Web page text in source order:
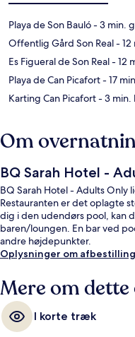
Playa de Son Bauló- 3 min.
Offentlig Gård Son Real- 12
Es Figueral de Son Real- 12
Playa de Can Picafort- 17
Karting Can Picafort- 3 min.
Om
BQ Sarah Hotel -
BQ Sarah Hotel - Adults Only
Restauranten er det oplagte
dig i den udendørs pool, kan
baren/loungen. En bar ved
andre højdepunkter.
Oplysninger om
Mere om
I korte træk